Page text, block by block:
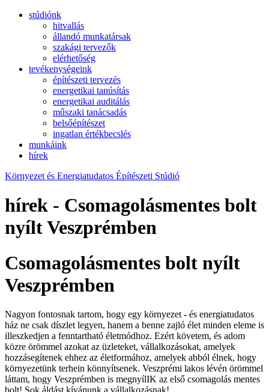
stúdiónk
hitvallás
állandó munkatársak
szakági tervezők
elérhetőség
tevékenységeink
építészeti tervezés
energetikai tanúsítás
energetikai auditálás
műszaki tanácsadás
belsőépítészet
ingatlan értékbecslés
munkáink
hírek
Környezet és Energiatudatos Építészeti Stúdió
hírek - Csomagolásmentes bolt
nyílt Veszprémben
Csomagolásmentes bolt nyílt
Veszprémben
Nagyon fontosnak tartom, hogy egy környezet - és energiatudatos
ház ne csak díszlet legyen, hanem a benne zajló élet minden eleme is
illeszkedjen a fenntartható életmódhoz. Ezért követem, és adom
közre örömmel azokat az üzleteket, vállalkozásokat, amelyek
hozzásegítenek ehhez az életformához, amelyek abból élnek, hogy
környezetünk terhein könnyítsenek. Veszprémi lakos lévén örömmel
láttam, hogy Veszprémben is megnyílIK az első csomagolás mentes